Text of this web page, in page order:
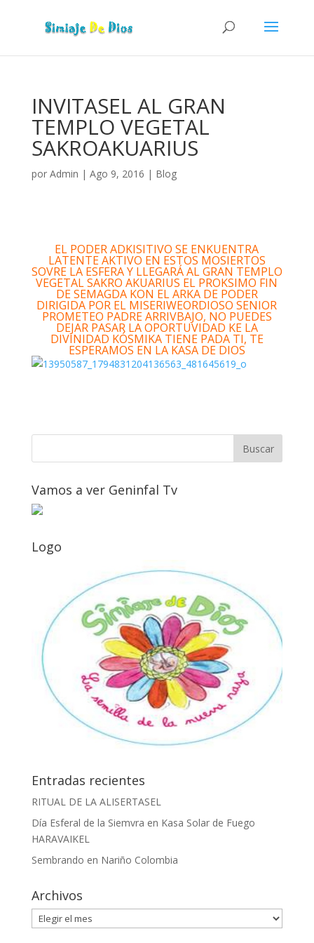
INVITASEL AL GRAN
TEMPLO VEGETAL
SAKROAKUARIUS
por Admin | Ago 9, 2016 | Blog
EL PODER ADKISITIVO SE ENKUENTRA
LATENTE AKTIVO EN ESTOS MOSIERTOS
SOVRE LA ESFERA Y LLEGARÁ AL GRAN TEMPLO
VEGETAL SAKRO AKUARIUS EL PROKSIMO FIN
DE SEMAGDA KON EL ARKA DE PODER
DIRIGIDA POR EL MISERIWEORDIOSO SENIOR
PROMETEO PADRE ARRIVBAJO, NO PUEDES
DEJAR PASAR LA OPORTUVIDAD KE LA
DIVINIDAD KÓSMIKA TIENE PADA TI, TE
ESPERAMOS EN LA KASA DE DIOS
Vamos a ver Geninfal Tv
Logo
Entradas recientes
RITUAL DE LA ALISERTASEL
Día Esferal de la Siemvra en Kasa Solar de Fuego
HARAVAIKEL
Sembrando en Nariño Colombia
Archivos
Archivos